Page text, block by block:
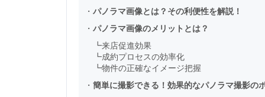
・ パノラマ画像とは？その利便性を解説！
・ パノラマ画像のメリットとは？
┗来店促進効果
┗成約プロセスの効率化
┗物件の正確なイメージ把握
・ 簡単に撮影できる！効果的なパノラマ撮影の